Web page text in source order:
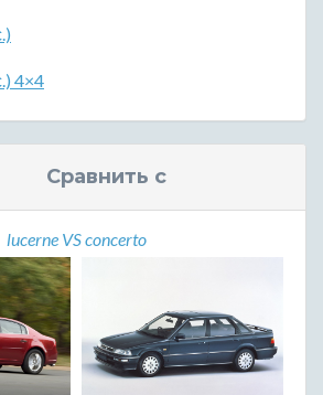
4×4
Сравнить с
lucerne VS concerto